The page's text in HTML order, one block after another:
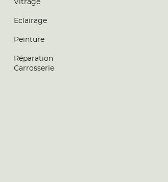
Vitrage
Eclairage
Peinture
Réparation
Carrosserie